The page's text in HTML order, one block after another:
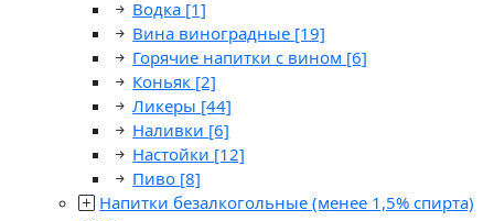
Водка [1]
Вина виноградные [19]
Горячие напитки с вином [6]
Коньяк [2]
Ликеры [44]
Наливки [6]
Настойки [12]
Пиво [8]
Напитки безалкогольные (менее 1,5% спирта)